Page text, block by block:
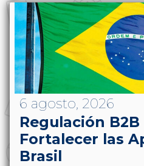
6 agosto, 2026
Regulación B2B
Fortalecer las
Brasil